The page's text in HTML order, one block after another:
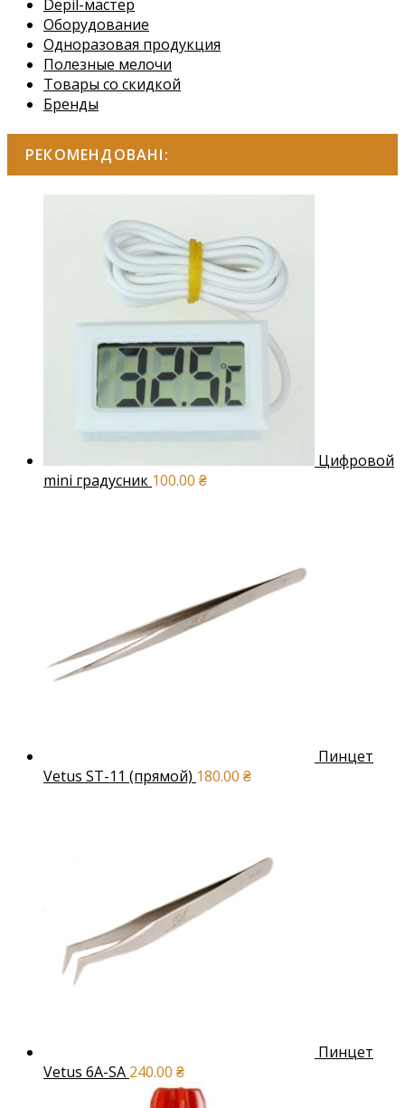
Depil-мастер
Оборудование
Одноразовая продукция
Полезные мелочи
Товары со скидкой
Бренды
РЕКОМЕНДОВАНІ:
Цифровой
mini градусник 100.00 ₴
Пинцет
Vetus ST-11 (прямой) 180.00 ₴
Пинцет
Vetus 6A-SA 240.00 ₴